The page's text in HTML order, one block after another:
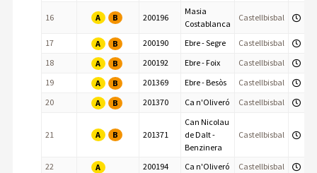
16 A B 200196
Masia
Costablanca
Castellbisbal
17 A B 200190 Ebre - Segre
Castellbisbal
18
A B 200192 Ebre - Foix
Castellbisbal
19
A B 201369 Ebre - Besòs
Castellbisbal
20
A B 201370 Ca n'Oliveró Castellbisbal
21 A B 201371
Can Nicolau
de Dalt -
Benzinera
Castellbisbal
22 A 200194 Ca n'Oliveró Castellbisbal